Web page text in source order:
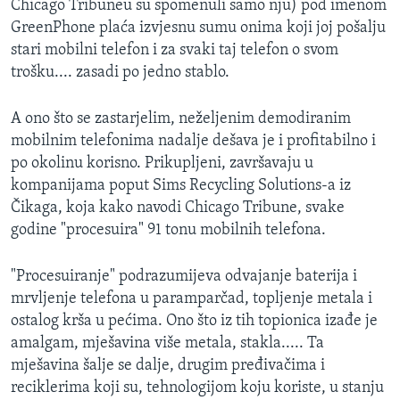
Chicago Tribuneu su spomenuli samo nju) pod imenom
GreenPhone plaća izvjesnu sumu onima koji joj pošalju
stari mobilni telefon i za svaki taj telefon o svom
trošku.... zasadi po jedno stablo.
A ono što se zastarjelim, neželjenim demodiranim
mobilnim telefonima nadalje dešava je i profitabilno i
po okolinu korisno. Prikupljeni, završavaju u
kompanijama poput Sims Recycling Solutions-a iz
Čikaga, koja kako navodi Chicago Tribune, svake
godine "procesuira" 91 tonu mobilnih telefona.
"Procesuiranje" podrazumijeva odvajanje baterija i
mrvljenje telefona u paramparčad, topljenje metala i
ostalog krša u pećima. Ono što iz tih topionica izađe je
amalgam, mješavina više metala, stakla..... Ta
mješavina šalje se dalje, drugim pređivačima i
reciklerima koji su, tehnologijom koju koriste, u stanju